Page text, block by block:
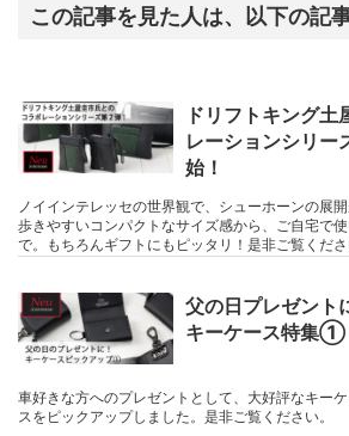
この記事を見た人は、以下の記
ドリフトキング土
レーションシリ
始！
ノイインテレッセの世界観で、シューホーンの展
歩きやすいコンパクトなサイズ感から、ご自宅で
で。もちろんギフトにもピッタリ！是非ご覧くださ
父の日プレゼント
キーケース特集①
車好きな方へのプレゼントとして、大好評なキー
スをピックアップしました。是非ご覧ください。